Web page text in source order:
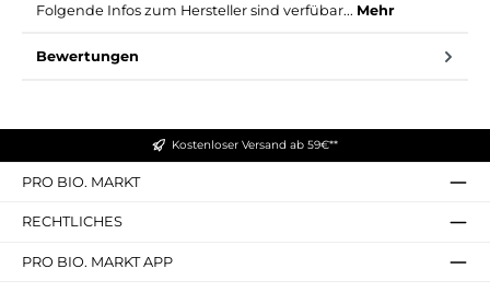
Folgende Infos zum Hersteller sind verfübar... Mehr
Bewertungen
Kostenloser Versand ab 59€**
PRO BIO. MARKT
RECHTLICHES
PRO BIO. MARKT APP